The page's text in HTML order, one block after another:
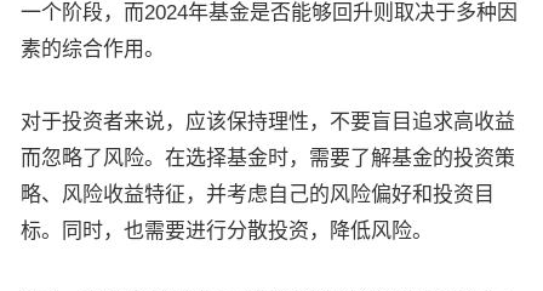
一个阶段，而2024年基金是否能够回升则取决于多种因
素的综合作用。
对于投资者来说，应该保持理性，不要盲目追求高收益
而忽略了风险。在选择基金时，需要了解基金的投资策
略、风险收益特征，并考虑自己的风险偏好和投资目
标。同时，也需要进行分散投资，降低风险。